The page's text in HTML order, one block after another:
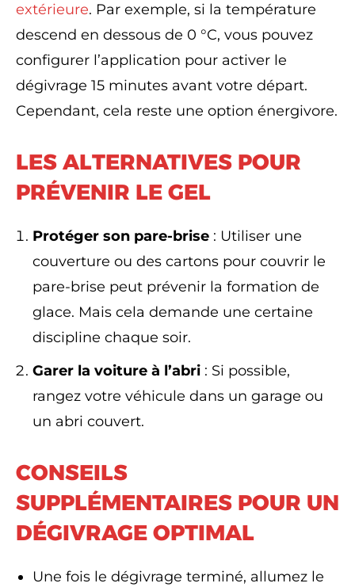
extérieure. Par exemple, si la température
descend en dessous de 0 °C, vous pouvez
configurer l’application pour activer le
dégivrage 15 minutes avant votre départ.
Cependant, cela reste une option énergivore.
LES ALTERNATIVES POUR
PRÉVENIR LE GEL
Protéger son pare-brise : Utiliser une
couverture ou des cartons pour couvrir le
pare-brise peut prévenir la formation de
glace. Mais cela demande une certaine
discipline chaque soir.
Garer la voiture à l’abri : Si possible,
rangez votre véhicule dans un garage ou
un abri couvert.
CONSEILS
SUPPLÉMENTAIRES POUR UN
DÉGIVRAGE OPTIMAL
Une fois le dégivrage terminé, allumez le